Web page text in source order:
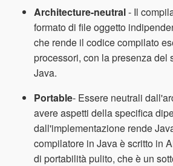
Architecture-neutral- Il
formato di file oggetto
che rende il codice compilato
processori, con la presenza del
Java.
Portable- Essere neutrali
avere aspetti della specifica
dall'implementazione rende
compilatore in Java è scritto in
di portabilità pulito, che è un